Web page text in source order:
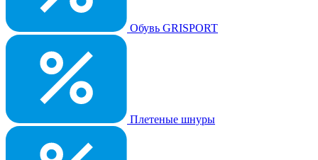
Обувь GRISPORT
Плетеные шнуры